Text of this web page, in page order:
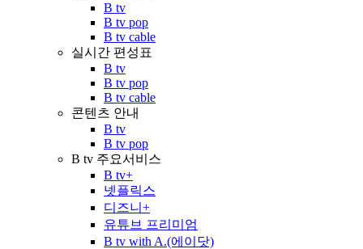
B tv
B tv pop
B tv cable
실시간 편성표
B tv
B tv pop
B tv cable
콘텐츠 안내
B tv
B tv pop
B tv 주요서비스
B tv+
넷플릭스
디즈니+
유튜브 프리미엄
B tv with A.(에이닷)